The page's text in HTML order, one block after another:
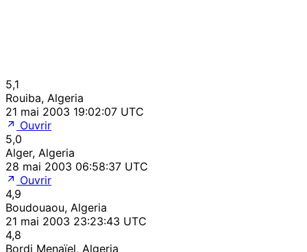
5,1
Rouiba, Algeria
21 mai 2003 19:02:07 UTC
Ouvrir
5,0
Alger, Algeria
28 mai 2003 06:58:37 UTC
Ouvrir
4,9
Boudouaou, Algeria
21 mai 2003 23:23:43 UTC
4,8
Bordj Menaïel, Algeria